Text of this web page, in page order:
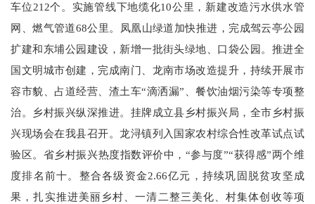
车位212个。实施管线下地缆化10公里，新建改造污水供水管
网、燃气管道68公里。凤凰山绿道加快推进，完成驾云亭公园
扩建和东埔公园建设，新增一批街头绿地、口袋公园。推进全
国文明城市创建，完成南门、龙南市场改造提升，持续开展市
容市貌、占道经营、渣土车“滴洒漏”、餐饮油烟污染等专项整
治。乡村振兴纵深推进。挂牌成立县乡村振兴局，全市乡村振
兴现场会在我县召开。龙浔镇列入国家农村综合性改革试点试
验区。省乡村振兴热度指数评价中，“参与度”“获得感”两个维
度排名前十。整合各级资金2.66亿元，持续巩固脱贫攻坚成
果，扎实推进美丽乡村、一清二整三美化、村集体创收等项